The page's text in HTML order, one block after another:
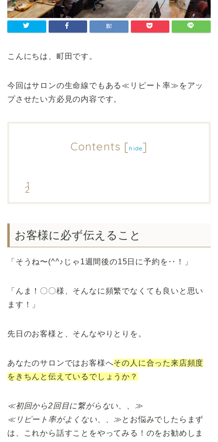
こんにちは、町田です。
今回はサロンの生命線でもある≪リピート率≫をアッ
プさせたい方必見の内容です。
Contents [ hide]
お客様に必ず伝えること
「そうね〜(^^♪じゃ1週間後の15日に予約を‥！」
「んま！〇〇様、そんなに頻繁でなくても良いと思い
ます！」
先日のお客様と、そんなやりとりを。
あなたのサロンではお客様へその人に合った来店頻度
をきちんと伝えているでしょうか？
≪初回から2回目に繋がらない、、≫
≪リピート率がよくない、、≫とお悩みでしたらまず
は、これから話すことをやってみる！のをお勧めしま